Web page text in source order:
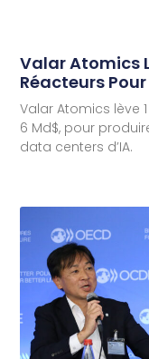
Valar Atomics
Réacteurs Pour
Valar Atomics lève
6 Md$, pour
data centers d’IA.